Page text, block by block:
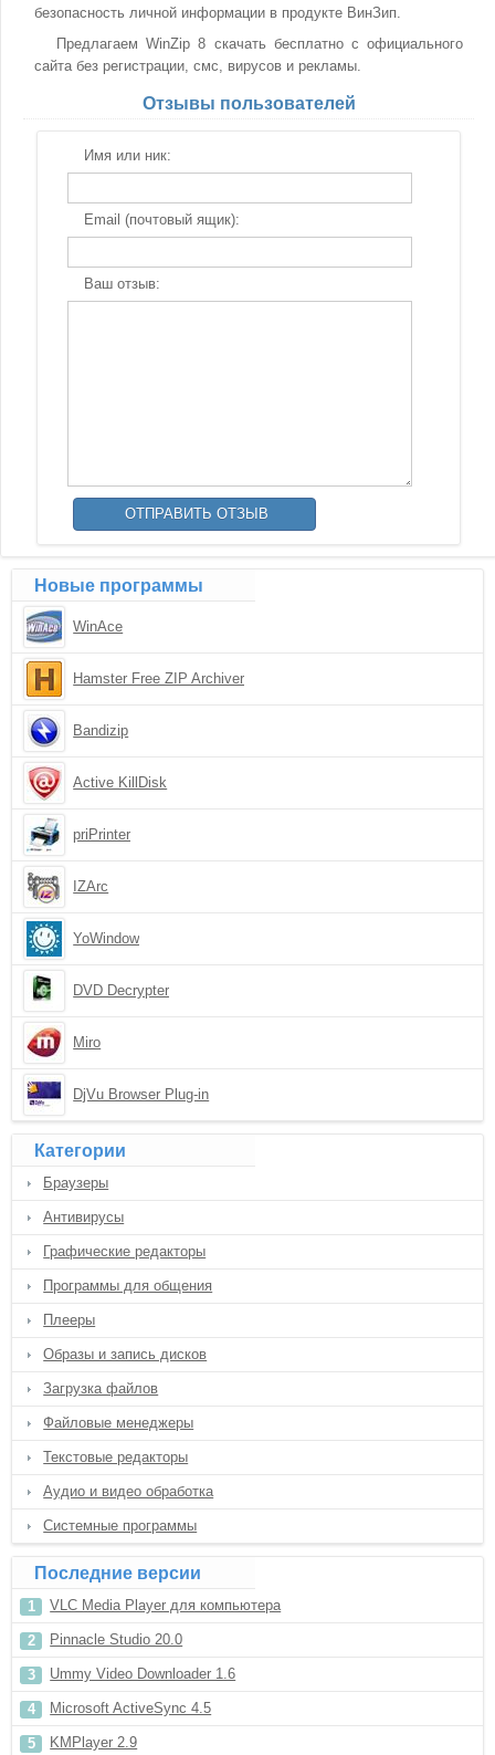
безопасность личной информации в продукте ВинЗип.
Предлагаем WinZip 8 скачать бесплатно с официального
сайта без регистрации, смс, вирусов и рекламы.
Отзывы пользователей
Имя или ник:
Email (почтовый ящик):
Ваш отзыв:
Новые программы
WinAce
Hamster Free ZIP Archiver
Bandizip
Active KillDisk
priPrinter
IZArc
YoWindow
DVD Decrypter
Miro
DjVu Browser Plug-in
Категории
Браузеры
Антивирусы
Графические редакторы
Программы для общения
Плееры
Образы и запись дисков
Загрузка файлов
Файловые менеджеры
Текстовые редакторы
Аудио и видео обработка
Системные программы
Последние версии
VLC Media Player для компьютера
Pinnacle Studio 20.0
Ummy Video Downloader 1.6
Microsoft ActiveSync 4.5
KMPlayer 2.9